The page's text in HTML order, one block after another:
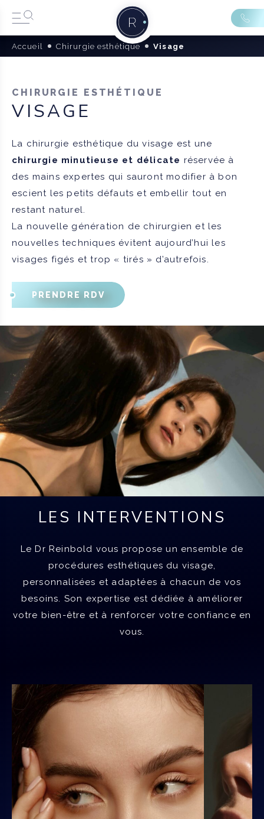
Accueil Chirurgie esthétique Visage
CHIRURGIE ESTHÉTIQUE
VISAGE
La chirurgie esthétique du visage est une
chirurgie minutieuse et délicate réservée à
des mains expertes qui sauront modifier à bon
escient les petits défauts et embellir tout en
restant naturel.
La nouvelle génération de chirurgien et les
nouvelles techniques évitent aujourd’hui les
visages figés et trop « tirés » d’autrefois.
PRENDRE RDV
LES INTERVENTIONS
Le Dr Reinbold vous propose un ensemble de
procédures esthétiques du visage,
personnalisées et adaptées à chacun de vos
besoins. Son expertise est dédiée à améliorer
votre bien-être et à renforcer votre confiance en
vous.